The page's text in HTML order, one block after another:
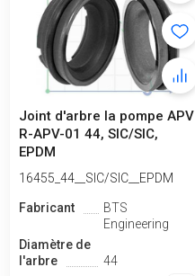
Joint d'arbre la pompe APV
R-APV-01 44, SIC/SIC,
EPDM
16455_44__SIC/SIC__EPDM
Fabricant
BTS
Engineering
Diamètre de
l'arbre
44